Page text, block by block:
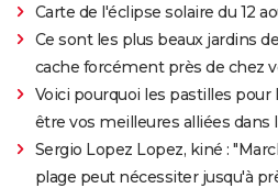
Carte de l'éclipse solaire du 12
Ce sont les plus beaux jardins
cache forcément près de chez
Voici pourquoi les pastilles pour
être vos meilleures alliées dans
Sergio Lopez Lopez, kiné :
plage peut nécessiter jusqu'à